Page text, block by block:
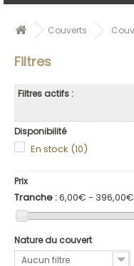
Couverts
Filtres
Filtres actifs :
Disponibilité
En stock (10)
Prix
Tranche :6,00€ - 396,00€
Nature du couvert
Aucun filtre